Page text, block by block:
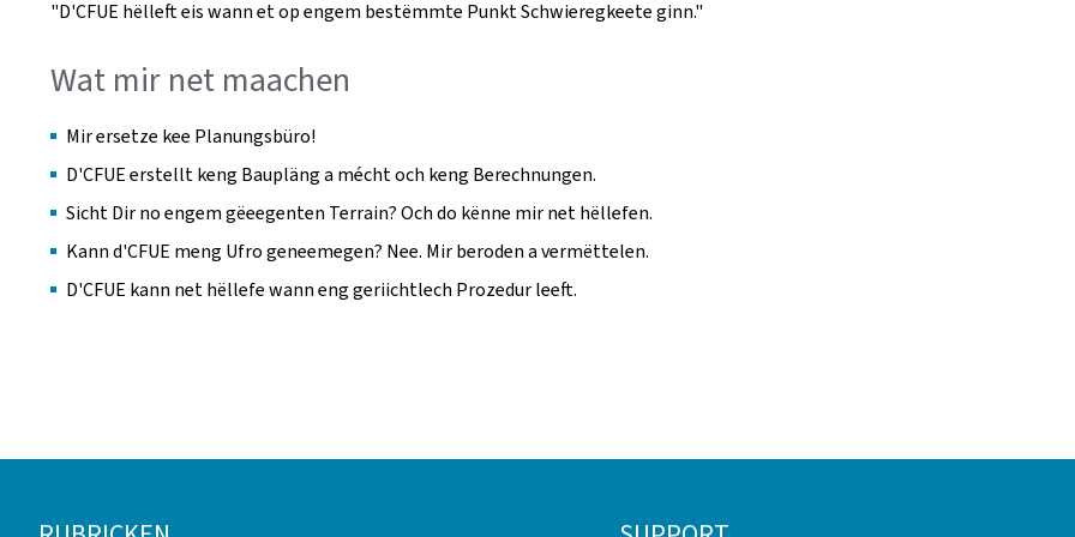
"D'CFUE hëlleft eis wann et op engem bestëmmte Punkt Schwieregkeete ginn."
Wat mir net maachen
Mir ersetze kee Planungsbüro!
D'CFUE erstellt keng Baupläng a mécht och keng Berechnungen.
Sicht Dir no engem gëeegenten Terrain? Och do kënne mir net hëllefen.
Kann d'CFUE meng Ufro geneemegen? Nee. Mir beroden a vermëttelen.
D'CFUE kann net hëllefe wann eng geriichtlech Prozedur leeft.